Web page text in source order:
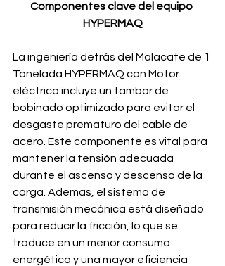
Componentes clave del equipo
HYPERMAQ
La ingeniería detrás del Malacate de 1
Tonelada HYPERMAQ con Motor
eléctrico incluye un tambor de
bobinado optimizado para evitar el
desgaste prematuro del cable de
acero. Este componente es vital para
mantener la tensión adecuada
durante el ascenso y descenso de la
carga. Además, el sistema de
transmisión mecánica está diseñado
para reducir la fricción, lo que se
traduce en un menor consumo
energético y una mayor eficiencia